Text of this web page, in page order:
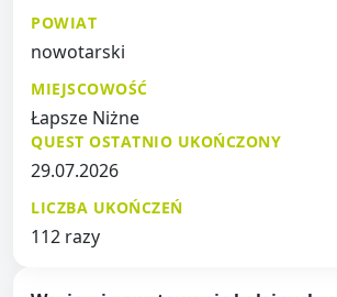
POWIAT
nowotarski
MIEJSCOWOŚĆ
Łapsze Niżne
QUEST OSTATNIO UKOŃCZONY
29.07.2026
LICZBA UKOŃCZEŃ
112 razy